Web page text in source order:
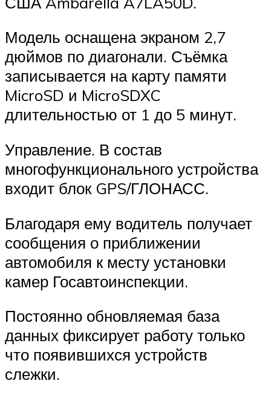
Модель оснащена экраном 2,7
дюймов по диагонали. Съёмка
записывается на карту памяти
MicroSD и MicroSDXC
длительностью от 1 до 5 минут.
Управление. В состав
многофункционального устройства
входит блок GPS/ГЛОНАСС.
Благодаря ему водитель получает
сообщения о приближении
автомобиля к месту установки
камер Госавтоинспекции.
Постоянно обновляемая база
данных фиксирует работу только
что появившихся устройств
слежки.